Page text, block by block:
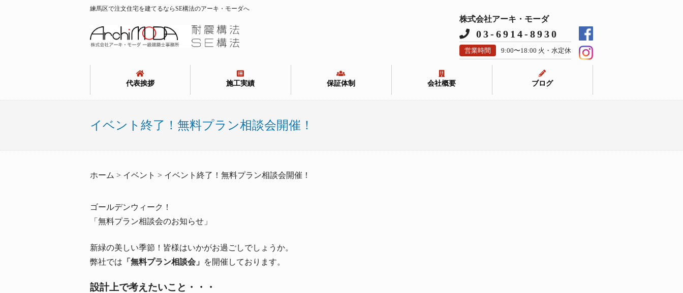
練馬区で注文住宅を建てるならSE構法のアーキ・モーダへ
株式会社アーキ・モーダ
03-6914-8930
営業時間 9:00〜18:00 火・水定休
代表挨拶 施工実績 保証体制 会社概要 ブログ
イベント終了！無料プラン相談会開催！
ホーム > イベント > イベント終了！無料プラン相談会開催！
ゴールデンウィーク！
「無料プラン相談会のお知らせ」
新緑の美しい季節！皆様はいかがお過ごしでしょうか。
弊社では 「無料プラン相談会」 を開催しております。
設計上で考えたいこと・・・